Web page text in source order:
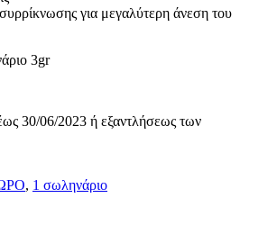
για μεγαλύτερη άνεση του
3gr
30/06/2023 ή εξαντλήσεως των
, 1 σωληνάριο